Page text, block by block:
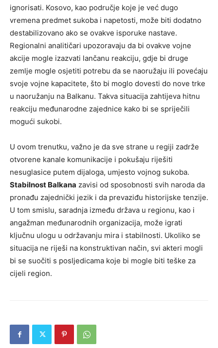
ignorisati. Kosovo, kao područje koje je već dugo
vremena predmet sukoba i napetosti, može biti dodatno
destabilizovano ako se ovakve isporuke nastave.
Regionalni analitičari upozoravaju da bi ovakve vojne
akcije mogle izazvati lančanu reakciju, gdje bi druge
zemlje mogle osjetiti potrebu da se naoružaju ili povećaju
svoje vojne kapacitete, što bi moglo dovesti do nove trke
u naoružanju na Balkanu. Takva situacija zahtijeva hitnu
reakciju međunarodne zajednice kako bi se spriječili
mogući sukobi.
U ovom trenutku, važno je da sve strane u regiji zadrže
otvorene kanale komunikacije i pokušaju riješiti
nesuglasice putem dijaloga, umjesto vojnog sukoba.
Stabilnost Balkana zavisi od sposobnosti svih naroda da
pronađu zajednički jezik i da prevaziđu historijske tenzije.
U tom smislu, saradnja između država u regionu, kao i
angažman međunarodnih organizacija, može igrati
ključnu ulogu u održavanju mira i stabilnosti. Ukoliko se
situacija ne riješi na konstruktivan način, svi akteri mogli
bi se suočiti s posljedicama koje bi mogle biti teške za
cijeli region.